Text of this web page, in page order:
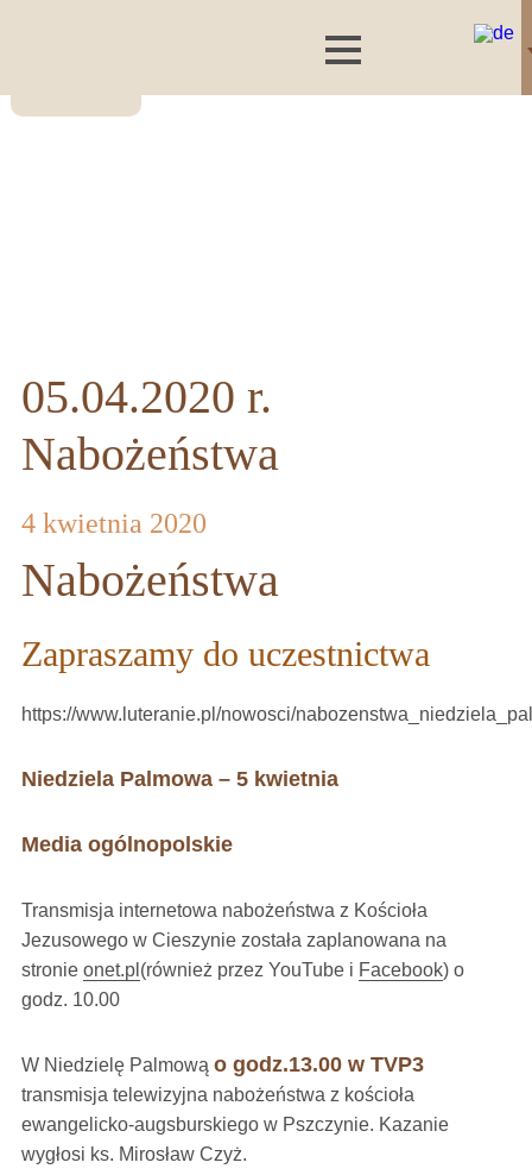
05.04.2020 r.
Nabożeństwa
4 kwietnia 2020
Nabożeństwa
Zapraszamy do uczestnictwa
https://www.luteranie.pl/nowosci/
Niedziela Palmowa – 5 kwietnia
Media ogólnopolskie
Transmisja internetowa nabożeństwa z Kościoła
Jezusowego w Cieszynie została zaplanowana na
stronie onet.pl (również przez YouTube i Facebook) o
godz. 10.00
W Niedzielę Palmową o godz.13.00 w TVP3
transmisja telewizyjna nabożeństwa z kościoła
ewangelicko-augsburskiego w Pszczynie. Kazanie
wygłosi ks. Mirosław Czyż.